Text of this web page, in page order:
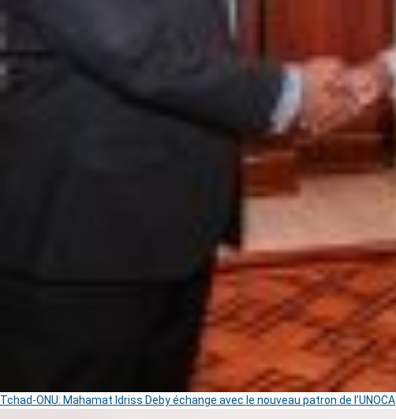
Tchad-ONU: Mahamat Idriss Deby échange avec le nouveau patron de l’UNOCA